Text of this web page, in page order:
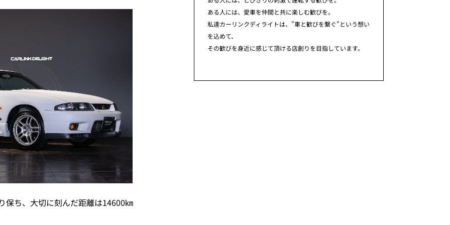
保ち、大切に刻んだ距離は14600㎞
ある人には、愛車を仲間と共に楽しむ歓びを。
私達カーリンクディライトは、”車と歓びを繋ぐ”という想い
を込めて、
その歓びを身近に感じて頂ける店創りを目指しています。